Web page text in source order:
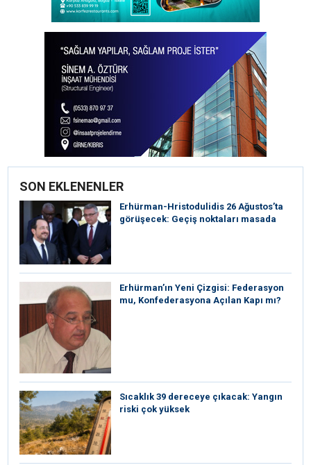
SON EKLENENLER
Erhürman-Hristodulidis 26 Ağustos’ta
görüşecek: Geçiş noktaları masada
Erhürman’ın Yeni Çizgisi: Federasyon
mu, Konfederasyona Açılan Kapı mı?
Sıcaklık 39 dereceye çıkacak: Yangın
riski çok yüksek